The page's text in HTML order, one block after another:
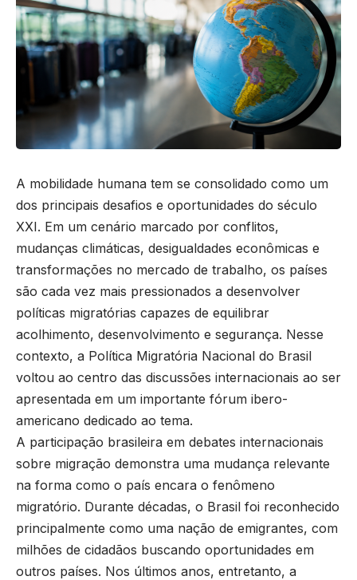
A mobilidade humana tem se consolidado como um
dos principais desafios e oportunidades do século
XXI. Em um cenário marcado por conflitos,
mudanças climáticas, desigualdades econômicas e
transformações no mercado de trabalho, os países
são cada vez mais pressionados a desenvolver
políticas migratórias capazes de equilibrar
acolhimento, desenvolvimento e segurança. Nesse
contexto, a Política Migratória Nacional do Brasil
voltou ao centro das discussões internacionais ao ser
apresentada em um importante fórum ibero-
americano dedicado ao tema.
A participação brasileira em debates internacionais
sobre migração demonstra uma mudança relevante
na forma como o país encara o fenômeno
migratório. Durante décadas, o Brasil foi reconhecido
principalmente como uma nação de emigrantes, com
milhões de cidadãos buscando oportunidades em
outros países. Nos últimos anos, entretanto, a